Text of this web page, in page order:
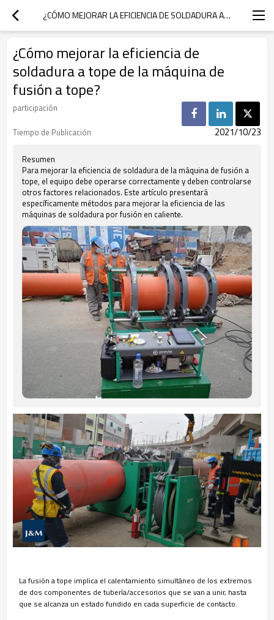
¿CÓMO MEJORAR LA EFICIENCIA DE SOLDADURA A TOPE DE LA MÁQUINA DE FUSIÓN A TOPE?
¿Cómo mejorar la eficiencia de
soldadura a tope de la máquina de
fusión a tope?
participación
Tiempo de Publicación
2021/10/23
Resumen
Para mejorar la eficiencia de soldadura de la máquina de fusión a
tope, el equipo debe operarse correctamente y deben controlarse
otros factores relacionados. Este artículo presentará
específicamente métodos para mejorar la eficiencia de las
máquinas de soldadura por fusión en caliente.
La fusión a tope implica el calentamiento simultáneo de los extremos
de dos componentes de tubería/accesorios que se van a unir, hasta
que se alcanza un estado fundido en cada superficie de contacto.